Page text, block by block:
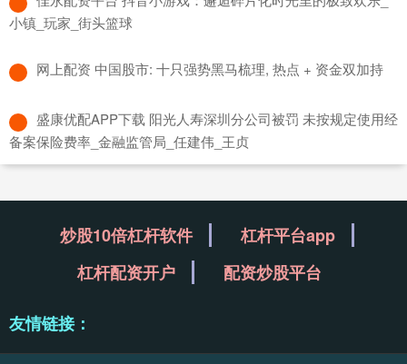
小镇_玩家_街头篮球
​网上配资 中国股市: 十只强势黑马梳理, 热点 + 资金双加持
​盛康优配APP下载 阳光人寿深圳分公司被罚 未按规定使用经
备案保险费率_金融监管局_任建伟_王贞
炒股10倍杠杆软件
杠杆平台app
杠杆配资开户
配资炒股平台
友情链接：